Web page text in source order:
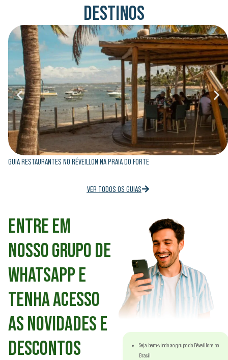
GUIA RESTAURANTES NO RÉVEILLON NA PRAIA DO FORTE
VER TODOS OS GUIAS
DESTINOS
ENTRE EM
NOSSO GRUPO DE
WHATSAPP E
TENHA ACESSO
AS NOVIDADES E
DESCONTOS
Seja bem-vindo ao grupo do Réveillons no
Brasil